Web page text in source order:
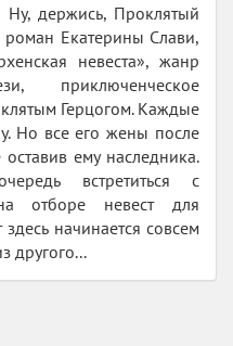
держись, Проклятый
роман Екатерины Слави,
невеста», жанр
приключенческое
Герцогом. Каждые
Но все его жены после
ему наследника.
встретиться с
отборе невест для
начинается совсем
другого...